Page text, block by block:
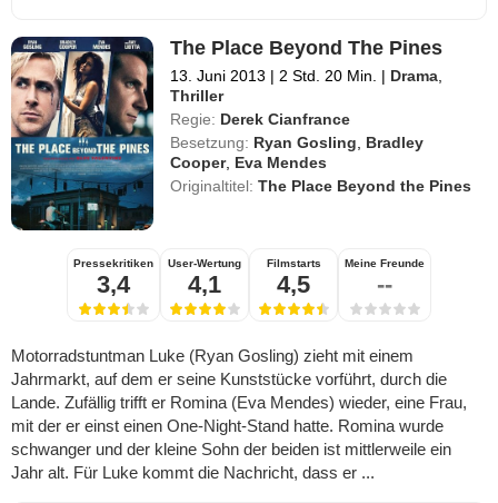
The Place Beyond The Pines
13. Juni 2013 | 2 Std. 20 Min. | Drama
Thriller
Regie: Derek Cianfrance
Besetzung: Ryan Gosling
Bradley
Cooper, Eva Mendes
Originaltitel:The Place Beyond the Pines
Pressekritiken
3,4
User-Wertung
4,1
Filmstarts
4,5
Meine Freunde
--
Motorradstuntman Luke (Ryan Gosling) zieht mit einem
Jahrmarkt, auf dem er seine Kunststücke vorführt, durch die
Lande. Zufällig trifft er Romina (Eva Mendes) wieder, eine Frau,
mit der er einst einen One-Night-Stand hatte. Romina wurde
schwanger und der kleine Sohn der beiden ist mittlerweile ein
Jahr alt. Für Luke kommt die Nachricht, dass er ...